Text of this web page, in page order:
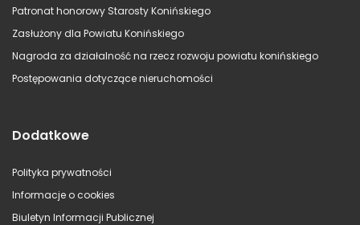
Patronat honorowy Starosty Konińskiego
Zasłużony dla Powiatu Konińskiego
Nagroda za działalność na rzecz rozwoju powiatu konińskiego
Postępowania dotyczące nieruchomości
Dodatkowe
Polityka prywatności
Informacje o cookies
Biuletyn Informacji Publicznej